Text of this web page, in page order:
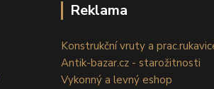
Reklama
Konstrukční vruty a
Antik-bazar.cz - starožitnosti
Vykonný a levný eshop